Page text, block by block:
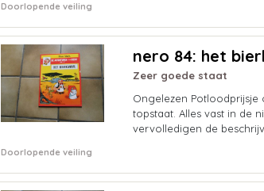
Doorlopende veiling
nero 84: het
Zeer goede staat
Ongelezen Potloodprijsje
topstaat. Alles vast in de
vervolledigen de
Doorlopende veiling